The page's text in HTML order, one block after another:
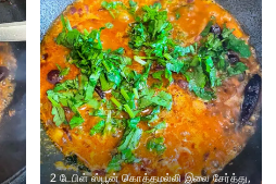
2 டேபிள் ஸ்பூன் கொத்தமல்லி இலை சேர்த்து,